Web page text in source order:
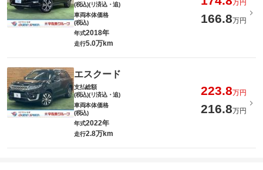
(税込)(リ済込・追)
万円
車両本体価格
(税込)
166.8万円
年式2018年
走行5.0万km
エスクード
支払総額
(税込)(リ済込・追)
223.8万円
車両本体価格
(税込)
216.8万円
年式2022年
走行2.8万km